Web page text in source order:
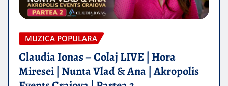
MUZICA POPULARA
Claudia Ionas – Colaj LIVE | Hora
Miresei | Nunta Vlad & Ana | Akropolis